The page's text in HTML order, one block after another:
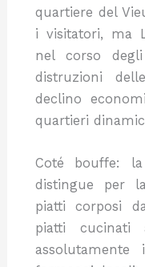
quartiere del
i visitatori, ma
nel corso
distruzioni
declino
quartieri
Coté bouffe:
distingue per
piatti corposi
piatti cucinati